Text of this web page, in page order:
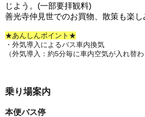
じよう。(一部要拝観料)
善光寺仲見世でのお買物、散策も楽し
★あんしんポイント★
・外気導入によるバス車内換気
（外気導入：約5分毎に車内空気が入れ替わ
乗り場案内
本便バス停